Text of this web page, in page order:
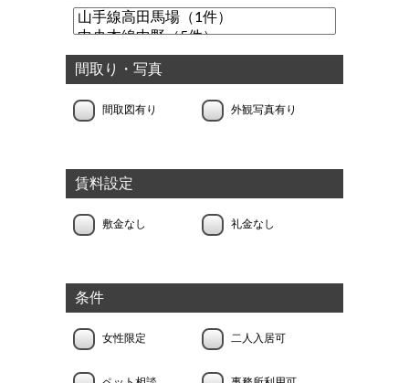
間取り・写真
間取図有り 外観写真有り
賃料設定
敷金なし 礼金なし
条件
女性限定 二人入居可